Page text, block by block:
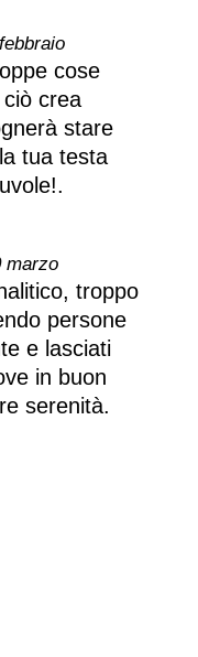
cose
crea
stare
tua testa
marzo
troppo
persone
e lasciati
in buon
serenità.